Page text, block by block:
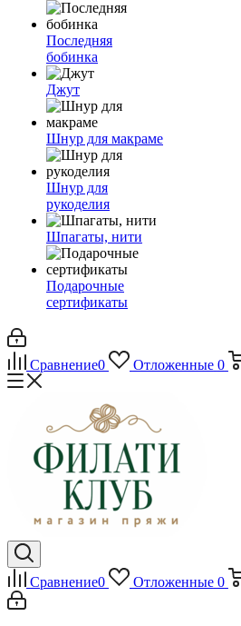
Последняя
бобинка
Джут
Шнур для макраме
Шнур для
рукоделия
Шпагаты, нити
Подарочные
сертификаты
Сравнение0 Отложенные 0
Сравнение0 Отложенные 0